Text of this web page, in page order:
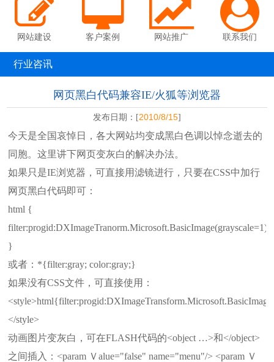
网站建设 客户案例 网站推广 联系我们
行业咨讯
网页黑白代码兼容IE/火狐等浏览器
发布日期：[2010/8/15]
今天是全国哀悼日，各大网站均变成黑白色调以悼念逝去的
同胞。这里讲下网页变灰白的解决办法。
如果只是IE浏览器，可直接用滤镜进行，只要在CSS中加行
网页黑白代码即可：
html {
filter:progid:DXImageTranorm.Microsoft.BasicImage(grayscale=1);
}
或者：*{filter:gray; color:gray;}
如果没有CSS文件，可直接使用：
</style>
动画图片变灰白，可在FLASH代码的<object …>和</object>
之间插入：<param Ｖalue="false" name="menu"/> <param Ｖ